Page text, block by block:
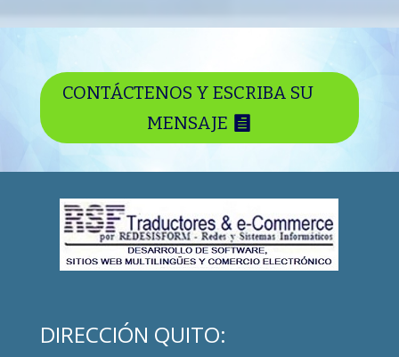
CONTÁCTENOS Y ESCRIBA SU
MENSAJE
DIRECCIÓN QUITO: